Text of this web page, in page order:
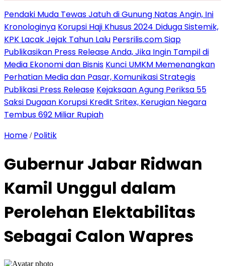
Pendaki Muda Tewas Jatuh di Gunung Natas Angin, Ini
Kronologinya Korupsi Haji Khusus 2024 Diduga Sistemik,
KPK Lacak Jejak Tahun Lalu Persrilis.com Siap
Publikasikan Press Release Anda, Jika Ingin Tampil di
Media Ekonomi dan Bisnis Kunci UMKM Memenangkan
Perhatian Media dan Pasar, Komunikasi Strategis
Publikasi Press Release Kejaksaan Agung Periksa 55
Saksi Dugaan Korupsi Kredit Sritex, Kerugian Negara
Tembus 692 Miliar Rupiah
Home / Politik
Gubernur Jabar Ridwan
Kamil Unggul dalam
Perolehan Elektabilitas
Sebagai Calon Wapres